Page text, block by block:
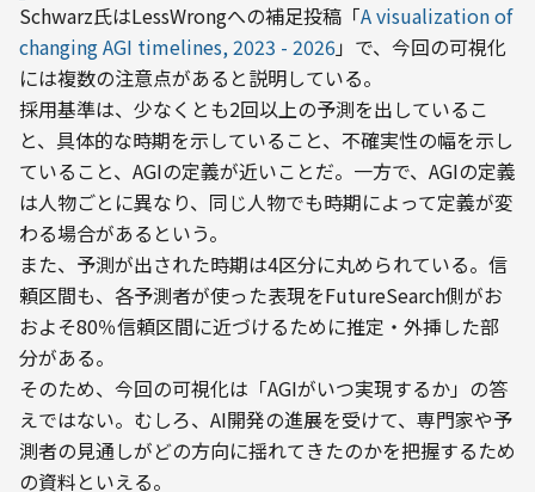
Schwarz氏はLessWrongへの補足投稿「A visualization of
changing AGI timelines, 2023 - 2026」で、今回の可視化
には複数の注意点があると説明している。
採用基準は、少なくとも2回以上の予測を出しているこ
と、具体的な時期を示していること、不確実性の幅を示し
ていること、AGIの定義が近いことだ。一方で、AGIの定義
は人物ごとに異なり、同じ人物でも時期によって定義が変
わる場合があるという。
また、予測が出された時期は4区分に丸められている。信
頼区間も、各予測者が使った表現をFutureSearch側がお
およそ80％信頼区間に近づけるために推定・外挿した部
分がある。
そのため、今回の可視化は「AGIがいつ実現するか」の答
えではない。むしろ、AI開発の進展を受けて、専門家や予
測者の見通しがどの方向に揺れてきたのかを把握するため
の資料といえる。